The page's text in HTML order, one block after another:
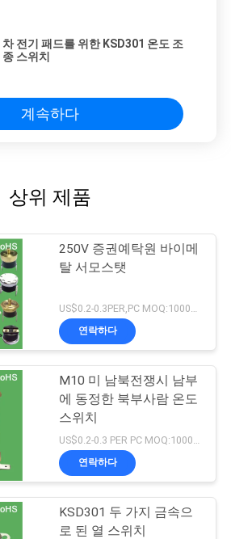
차 전기 패드를 위한 KSD301 온도 조
종 스위치
계속하다
상위 제품
250V 증권예탁원 바이메
탈 서모스탯
US$0.2-0.3PER,PC MOQ:1000pcs
연락하다
M10 미 남북전쟁시 남부
에 동정한 북부사람 온도
스위치
연락하다
KSD301 두 가지 금속으
로 된 열 스위치